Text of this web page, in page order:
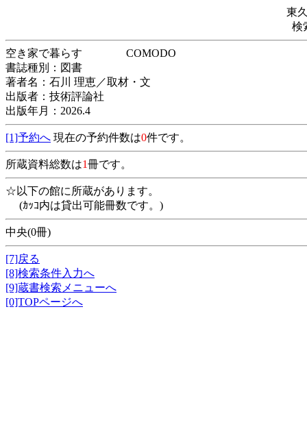
東
検
空き家で暮らす COMODO
書誌種別：図書
著者名：石川 理恵／取材・文
出版者：技術評論社
出版年月：2026.4
[1]予約へ 現在の予約件数は0件です。
所蔵資料総数は1冊です。
☆以下の館に所蔵があります。
(ｶｯｺ内は貸出可能冊数です。)
中央(0冊)
[7]戻る
[8]検索条件入力へ
[9]蔵書検索メニューへ
[0]TOPページへ